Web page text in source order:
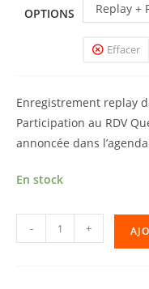
OPTIONS Replay +
Effacer
Enregistrement replay
Participation au RDV
annoncée dans
En stock
quantité
de
- +